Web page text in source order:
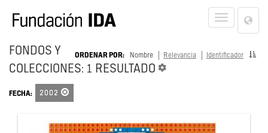
Toggle
ORDENAR POR: Nombre Relevancia Identificador
FONDOS Y
COLECCIONES: 1 RESULTADO
FECHA: 2002